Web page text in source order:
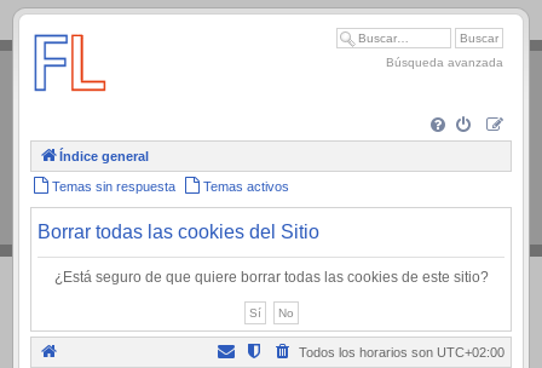
.
Búsqueda avanzada
Índice general
Temas sin respuesta Temas activos
Borrar todas las cookies del Sitio
¿Está seguro de que quiere borrar todas las cookies de este sitio?
Todos los horarios son UTC+02:00